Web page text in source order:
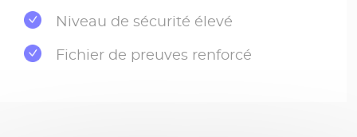
Niveau de sécurité élevé
Fichier de preuves renforcé